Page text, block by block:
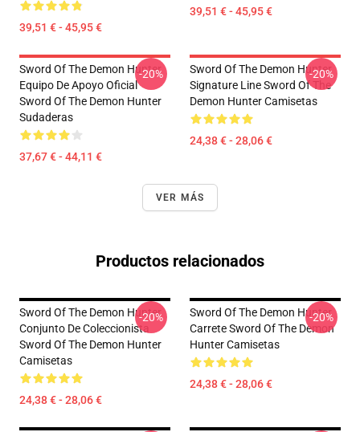
39,51 € - 45,95 €
39,51 € - 45,95 €
Sword Of The Demon Hunter
Equipo De Apoyo Oficial
Sword Of The Demon Hunter
Sudaderas
37,67 € - 44,11 €
-20%
Sword Of The Demon Hunter
Signature Line Sword Of The
Demon Hunter Camisetas
24,38 € - 28,06 €
-20%
VER MÁS
Productos relacionados
Sword Of The Demon Hunter
Conjunto De Coleccionista
Sword Of The Demon Hunter
Camisetas
24,38 € - 28,06 €
-20%
Sword Of The Demon Hunter
Carrete Sword Of The Demon
Hunter Camisetas
24,38 € - 28,06 €
-20%